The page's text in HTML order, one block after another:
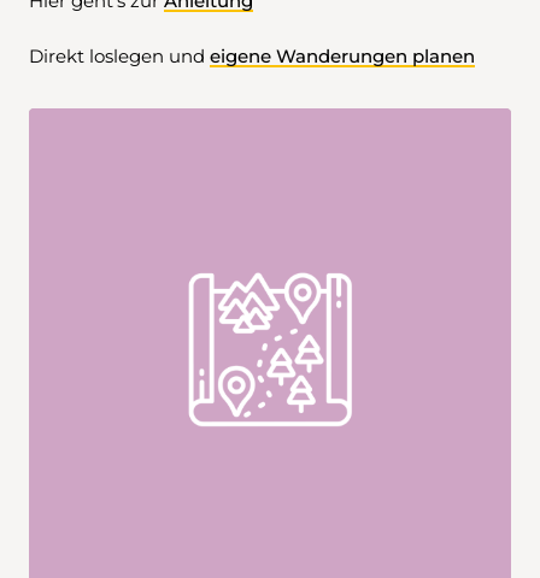
Direkt loslegen und eigene Wanderungen planen